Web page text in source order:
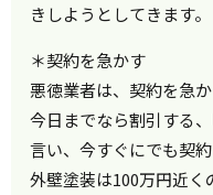
きしようとしてきます。
＊契約を急かす
悪徳業者は、契約を急
今日までなら割引する
言い、今すぐにでも契
外壁塗装は100万円近く